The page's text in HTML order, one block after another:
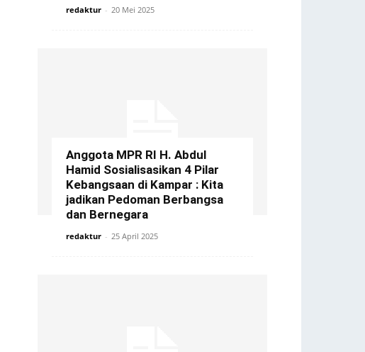
redaktur - 20 Mei 2025
Anggota MPR RI H. Abdul
Hamid Sosialisasikan 4 Pilar
Kebangsaan di Kampar : Kita
jadikan Pedoman Berbangsa
dan Bernegara
redaktur - 25 April 2025